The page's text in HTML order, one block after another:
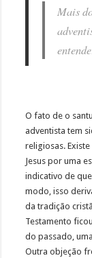
Mais
O fato de o
adventista tem
religiosas.
Jesus por uma
indicativo de
modo, isso
da tradição
Testamento
do passado,
Outra objeção